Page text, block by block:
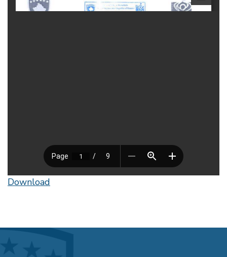
Download